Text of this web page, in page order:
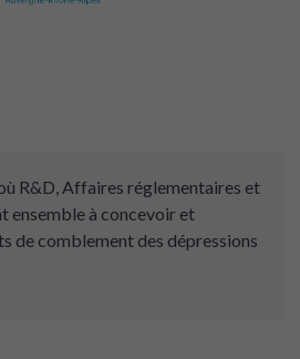
R&D, Affaires réglementaires et
ensemble à concevoir et
de comblement des dépressions